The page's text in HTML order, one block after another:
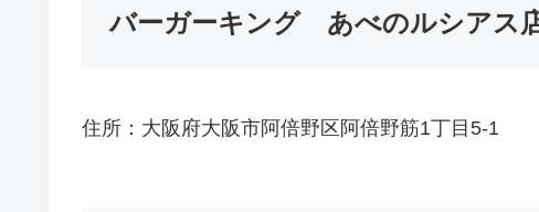
バーガーキング あべのルシアス
住所：大阪府大阪市阿倍野区阿倍野筋1丁目5-1